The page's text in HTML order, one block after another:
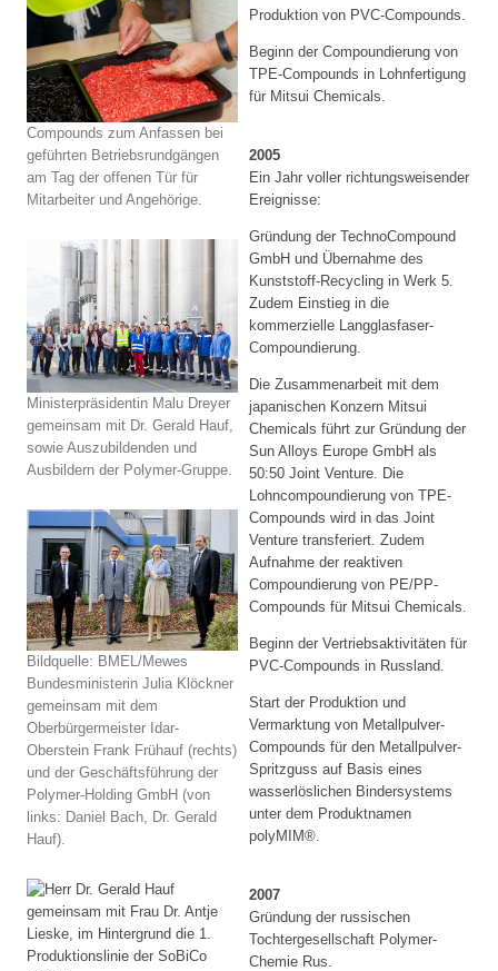
Compounds zum Anfassen bei
geführten Betriebsrundgängen
am Tag der offenen Tür für
Mitarbeiter und Angehörige.
Ministerpräsidentin Malu Dreyer
gemeinsam mit Dr. Gerald Hauf,
sowie Auszubildenden und
Ausbildern der Polymer-Gruppe.
Bildquelle: BMEL/Mewes
Bundesministerin Julia Klöckner
gemeinsam mit dem
Oberbürgermeister Idar-
Oberstein Frank Frühauf (rechts)
und der Geschäftsführung der
Polymer-Holding GmbH (von
links: Daniel Bach, Dr. Gerald
Hauf).
Produktion von PVC-Compounds.
Beginn der Compoundierung von
TPE-Compounds in Lohnfertigung
für Mitsui Chemicals.
2005
Ein Jahr voller richtungsweisender
Ereignisse:
Gründung der TechnoCompound
GmbH und Übernahme des
Kunststoff-Recycling in Werk 5.
Zudem Einstieg in die
kommerzielle Langglasfaser-
Compoundierung.
Die Zusammenarbeit mit dem
japanischen Konzern Mitsui
Chemicals führt zur Gründung der
Sun Alloys Europe GmbH als
50:50 Joint Venture. Die
Lohncompoundierung von TPE-
Compounds wird in das Joint
Venture transferiert. Zudem
Aufnahme der reaktiven
Compoundierung von PE/PP-
Compounds für Mitsui Chemicals.
Beginn der Vertriebsaktivitäten für
PVC-Compounds in Russland.
Start der Produktion und
Vermarktung von Metallpulver-
Compounds für den Metallpulver-
Spritzguss auf Basis eines
wasserlöslichen Bindersystems
unter dem Produktnamen
polyMIM®.
2007
Gründung der russischen
Tochtergesellschaft Polymer-
Chemie Rus.